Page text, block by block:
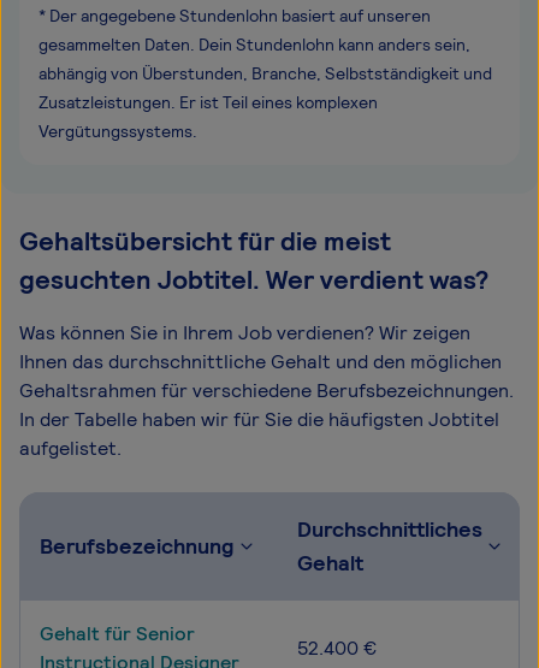
* Der angegebene Stundenlohn basiert auf unseren
gesammelten Daten. Dein Stundenlohn kann anders sein,
abhängig von Überstunden, Branche, Selbstständigkeit und
Zusatzleistungen. Er ist Teil eines komplexen
Vergütungssystems.
Gehaltsübersicht für die meist
gesuchten Jobtitel. Wer verdient was?
Was können Sie in Ihrem Job verdienen? Wir zeigen
Ihnen das durchschnittliche Gehalt und den möglichen
Gehaltsrahmen für verschiedene Berufsbezeichnungen.
In der Tabelle haben wir für Sie die häufigsten Jobtitel
aufgelistet.
Berufsbezeichnung
Durchschnittliches
Gehalt
Gehalt für Senior
Instructional Designer
52.400 €